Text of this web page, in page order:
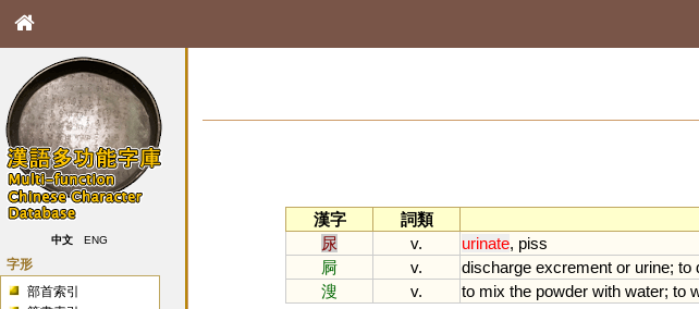
中文 ENG
字形
部首索引
漢字
詞類
尿
v. urinate, piss
屙
v. discharge excrement or urine; to
溲
v. to mix the powder with water; to